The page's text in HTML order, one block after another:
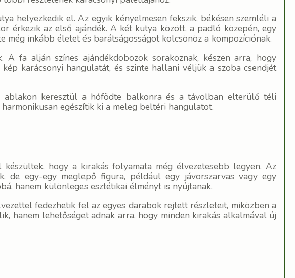
helyezkedik el. Az egyik kényelmesen fekszik, békésen szemléli a
érkezik az első ajándék. A két kutya között, a padló közepén, egy
inkább életet és barátságosságot kölcsönöz a kompozíciónak.
fa alján színes ajándékdobozok sorakoznak, készen arra, hogy
karácsonyi hangulatát, és szinte hallani véljük a szoba csendjét
ablakon keresztül a hófödte balkonra és a távolban elterülő téli
egészítik ki a meleg beltéri hangulatot.
hogy a kirakás folyamata még élvezetesebb legyen. Az
de egy-egy meglepő figura, például egy jávorszarvas vagy egy
hanem különleges esztétikai élményt is nyújtanak.
fedezhetik fel az egyes darabok rejtett részleteit, miközben a
hanem lehetőséget adnak arra, hogy minden kirakás alkalmával új